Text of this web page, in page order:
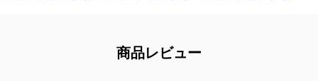
商品レビュー